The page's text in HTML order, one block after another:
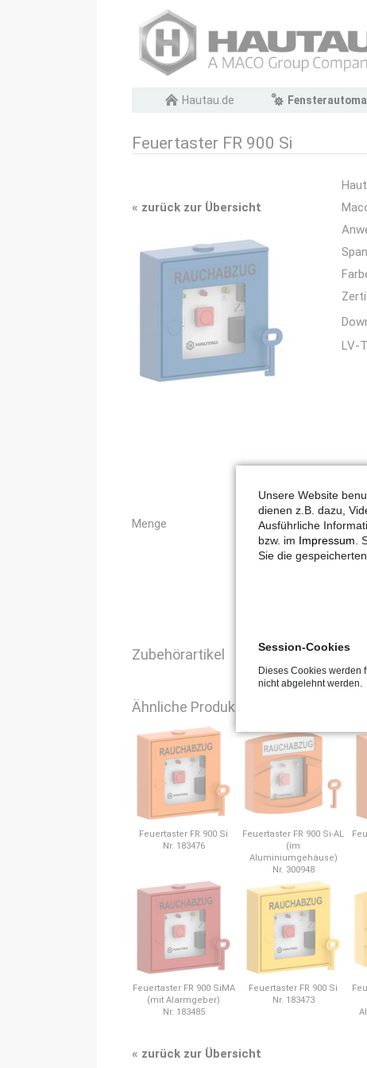
NavigationHautau.de
Feuertaster FR 900 Si
« zurück zur Übersicht
LV-
Menge
Zubehörartikel
Ähnliche Produkte
Feuertaster FR 900 Si
Nr. 183476
Feuertaster FR 900 Si-AL
(im
Aluminiumgehäuse)
Nr. 300948
Feuertaster FR 900 SiMA
(mit Alarmgeber)
Nr. 183485
Feuertaster FR 900 Si
Nr. 183473
« zurück zur Übersicht
Unsere Website
dienen z.B. dazu,
Ausführliche
bzw. im Impressum .
Sie die
Session-Cookies
Dieses Cookies werden
nicht abgelehnt werden.